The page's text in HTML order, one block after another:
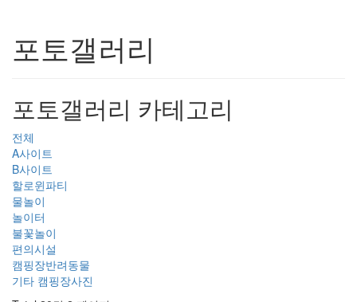
포토갤러리
포토갤러리 카테고리
전체
A사이트
B사이트
할로윈파티
물놀이
놀이터
불꽃놀이
편의시설
캠핑장반려동물
기타 캠핑장사진